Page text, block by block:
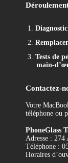
1.
2.
3. Tests de
main-
Contactez-
Votre
téléphone ou
PhoneGlass
Adresse : 274
Téléphone :
Horaires